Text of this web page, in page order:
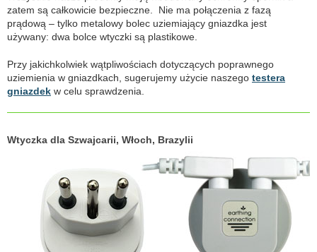
zatem są całkowicie bezpieczne. Nie ma połączenia z fazą
prądową – tylko metalowy bolec uziemiający gniazdka jest
używany: dwa bolce wtyczki są plastikowe.
Przy jakichkolwiek wątpliwościach dotyczących poprawnego
uziemienia w gniazdkach, sugerujemy użycie naszego testera
gniazdek w celu sprawdzenia.
Wtyczka dla Szwajcarii, Włoch, Brazylii